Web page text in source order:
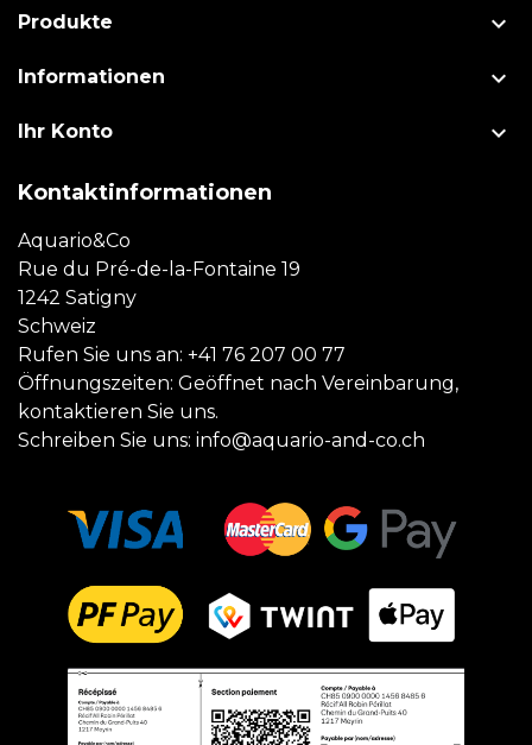
Produkte 
Informationen 
Ihr Konto 
Kontaktinformationen
Aquario&Co
Rue du Pré-de-la-Fontaine 19
1242 Satigny
Schweiz
Rufen Sie uns an: +41 76 207 00 77
Öffnungszeiten: Geöffnet nach Vereinbarung,
kontaktieren Sie uns.
Schreiben Sie uns: info@aquario-and-co.ch